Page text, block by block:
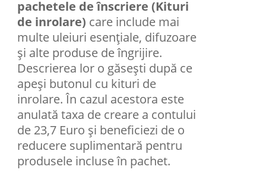
pachetele de înscriere (Kituri
de inrolare) care include mai
multe uleiuri esenţiale, difuzoare
şi alte produse de îngrijire.
Descrierea lor o găsești după ce
apeși butonul cu kituri de
inrolare. În cazul acestora este
anulată taxa de creare a contului
de 23,7 Euro și beneficiezi de o
reducere suplimentară pentru
produsele incluse în pachet.